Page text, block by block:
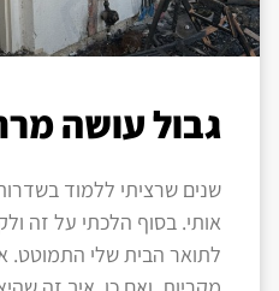
גבול עושה
שנים שרציתי ללמוד
אותי. בסוף הלכתי על זה
לתואר הבית שלי התמוטט.